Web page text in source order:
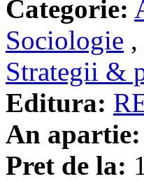
Categorie:
Sociologie ,
Strategii &
Editura:
An apartie:
Pret de la: